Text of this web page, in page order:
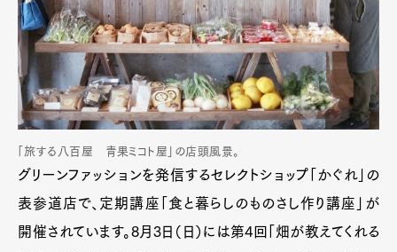
「旅する八百屋 青果ミコト屋」の店頭風景。
グリーンファッションを発信するセレクトショップ「かぐれ」の
表参道店で、定期講座「食と暮らしのものさし作り講座」が
開催されています。8月3日（日）には第4回「畑が教えてくれる